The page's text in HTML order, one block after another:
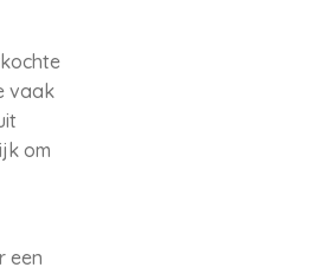
vaak
om
een